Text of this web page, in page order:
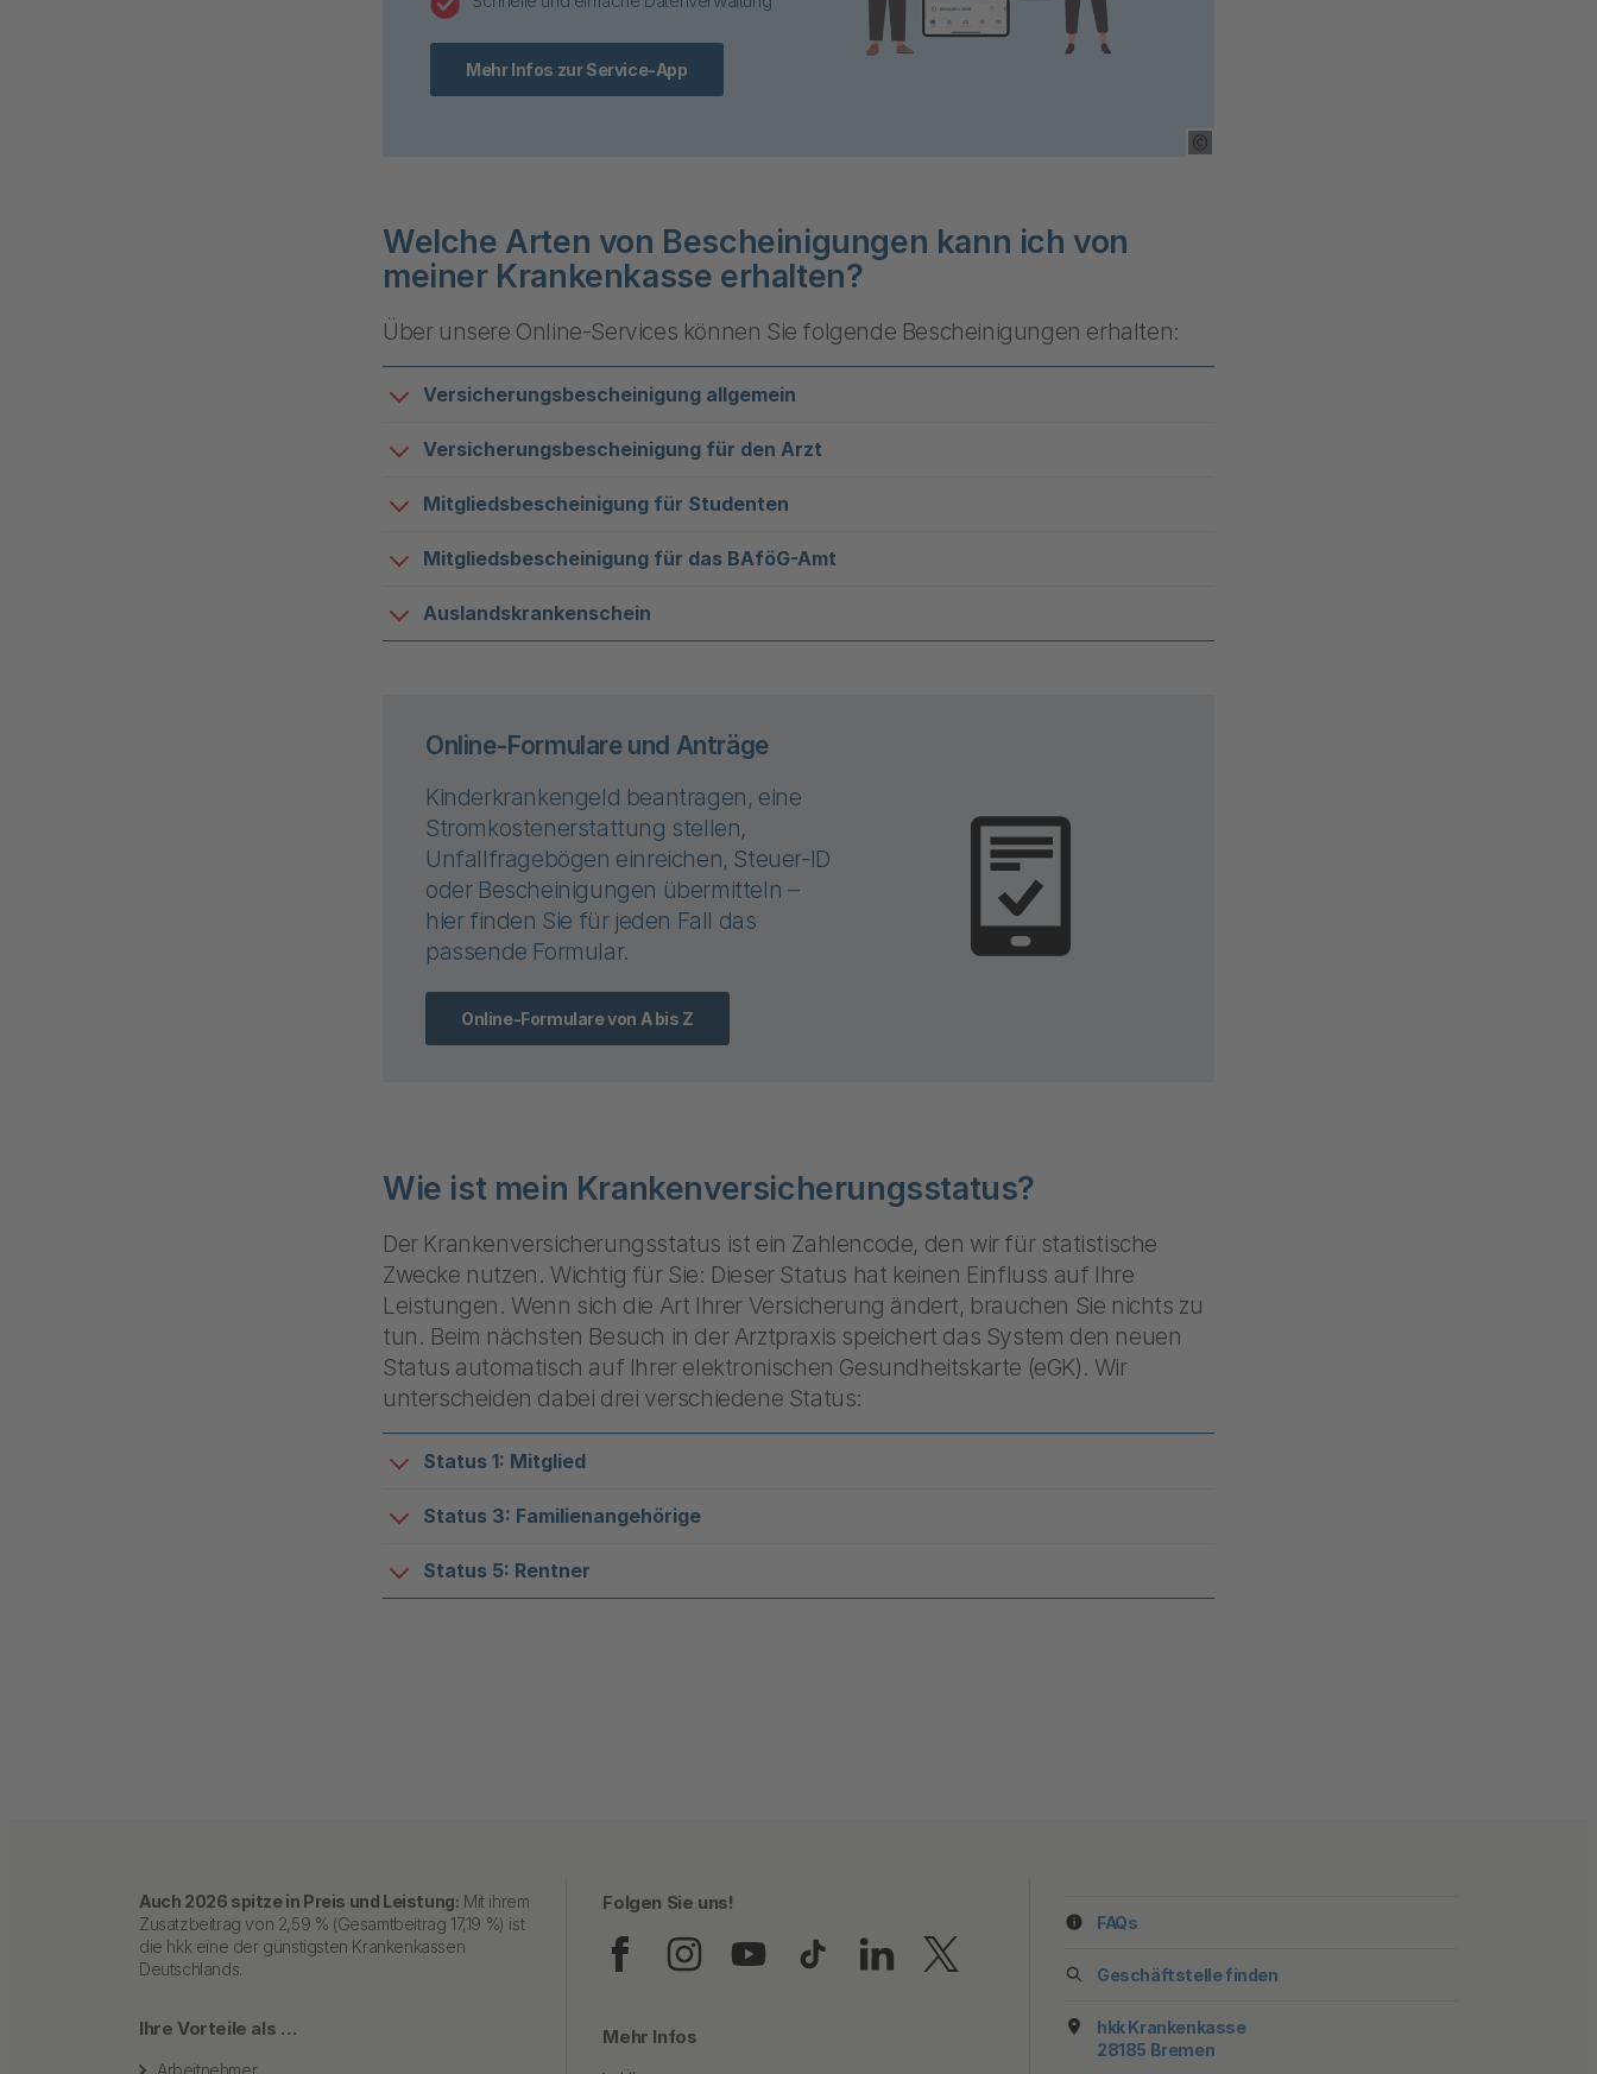
Mehr Infos zur Service-App
Copyright Tooltip öffnen
Welche Arten von Bescheinigungen kann ich von
meiner Krankenkasse erhalten?
Über unsere Online-Services können Sie folgende Bescheinigungen erhalten:
Versicherungsbescheinigung allgemein
Versicherungsbescheinigung für den Arzt
Mitgliedsbescheinigung für Studenten
Mitgliedsbescheinigung für das BAföG-Amt
Auslandskrankenschein
Online-Formulare und Anträge
Kinderkrankengeld beantragen, eine
Stromkostenerstattung stellen,
Unfallfragebögen einreichen, Steuer-ID
oder Bescheinigungen übermitteln –
hier finden Sie für jeden Fall das
passende Formular.
Online-Formulare von A bis Z
Wie ist mein Krankenversicherungsstatus?
Der Krankenversicherungsstatus ist ein Zahlencode, den wir für statistische
Zwecke nutzen. Wichtig für Sie: Dieser Status hat keinen Einfluss auf Ihre
Leistungen. Wenn sich die Art Ihrer Versicherung ändert, brauchen Sie nichts zu
tun. Beim nächsten Besuch in der Arztpraxis speichert das System den neuen
Status automatisch auf Ihrer elektronischen Gesundheitskarte (eGK). Wir
unterscheiden dabei drei verschiedene Status:
Status 1: Mitglied
Status 3: Familienangehörige
Status 5: Rentner
Auch 2026 spitze in Preis und Leistung: Mit ihrem
Zusatzbeitrag von 2,59 % (Gesamtbeitrag 17,19 %) ist
die hkk eine der günstigsten Krankenkassen
Deutschlands.
Ihre Vorteile als …
Arbeitnehmer
Folgen Sie uns!
Folgen Sie uns auf Facebook
Folgen Sie uns auf Instagram
Folgen Sie uns auf YouTube
Folgen Sie uns auf TikTok
Folgen Sie uns auf LinkedIn
Mehr Infos
FAQs
Geschäftstelle finden
hkk Krankenkasse
28185 Bremen